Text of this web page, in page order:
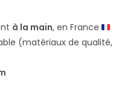
à la main, en France
(matériaux de qualité,